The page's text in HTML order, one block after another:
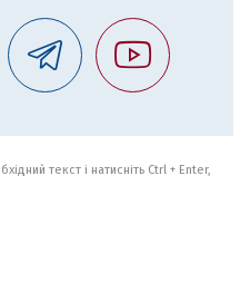
текст і натисніть Ctrl + Enter,